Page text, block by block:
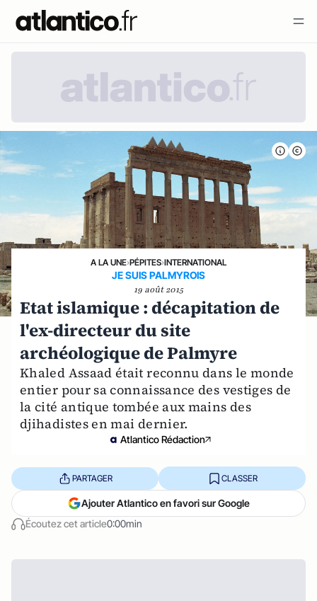
A LA UNE›PÉPITES›INTERNATIONAL
JE SUIS PALMYROIS
19 août 2015
Etat islamique : décapitation de
l'ex-directeur du site
archéologique de Palmyre
Khaled Assaad était reconnu dans le monde
entier pour sa connaissance des vestiges de
la cité antique tombée aux mains des
djihadistes en mai dernier.
Atlantico Rédaction
Écoutez cet article0:00min
PARTAGER CLASSER
Ajouter Atlantico en favori sur Google